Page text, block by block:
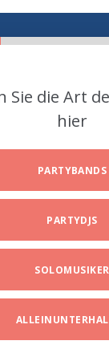
Sie die Art
hier
PARTYBANDS
PARTYDJS
SOLOMUSIKER